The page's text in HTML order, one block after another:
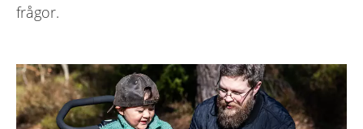
frågor.